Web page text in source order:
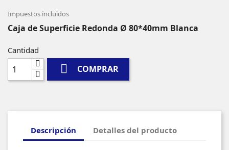
Impuestos incluidos
Caja de Superficie Redonda Ø 80*40mm Blanca
Cantidad
 COMPRAR
Descripción Detalles del producto